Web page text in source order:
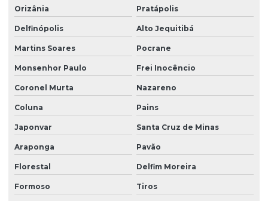
Orizânia Pratápolis
Delfinópolis Alto Jequitibá
Martins Soares Pocrane
Monsenhor Paulo Frei Inocêncio
Coronel Murta Nazareno
Coluna Pains
Japonvar Santa Cruz de Minas
Araponga Pavão
Florestal Delfim Moreira
Formoso Tiros